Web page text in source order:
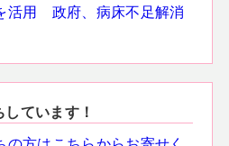
活用 政府、病床不足解消
ています！